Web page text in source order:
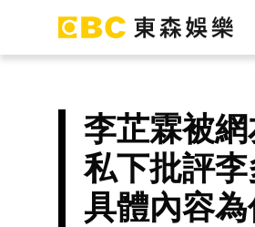
李芷霖被
私下批評
具體內容為